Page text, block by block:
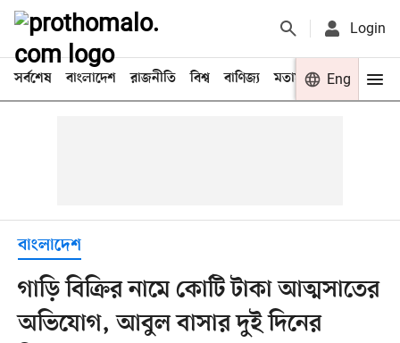
Login
সর্বশেষ বাংলাদেশ রাজনীতি বিশ্ব বাণিজ্য মতামত খেলা
Eng
বাংলাদেশ
গাড়ি বিক্রির নামে কোটি টাকা আত্মসাতের
অভিযোগ, আবুল বাসার দুই দিনের